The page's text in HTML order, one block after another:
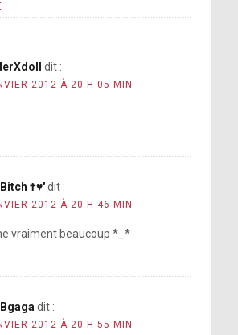
dit :
2012 À 20 H 05 MIN
†♥' dit :
2012 À 20 H 46 MIN
vraiment beaucoup *_*
dit :
2012 À 20 H 55 MIN